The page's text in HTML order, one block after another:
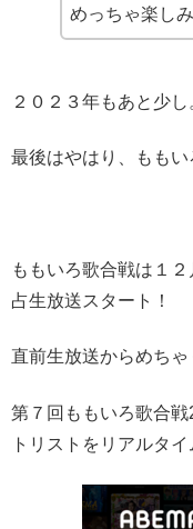
めっちゃ楽し
２０２３年もあと少し
最後はやはり、ももい
ももいろ歌合戦は１
占生放送スタート！
直前生放送からめちゃ
第７回ももいろ歌合
トリストをリアルタイ